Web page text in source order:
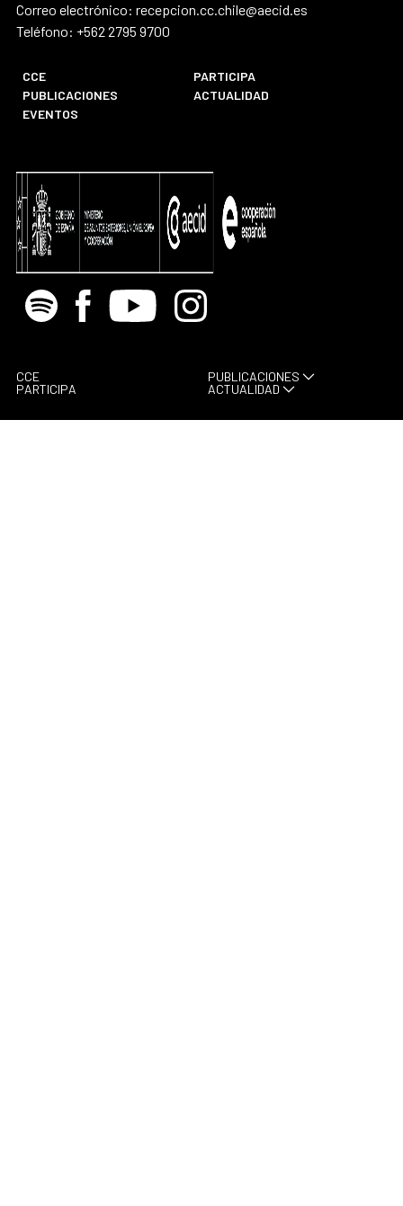
Correo electrónico: recepcion.cc.chile@aecid.es
Teléfono: +562 2795 9700
CCE
PARTICIPA
PUBLICACIONES
ACTUALIDAD
EVENTOS
Spotify Facebook
Youtube Instagram
CCE
PARTICIPA
PUBLICACIONES
ACTUALIDAD